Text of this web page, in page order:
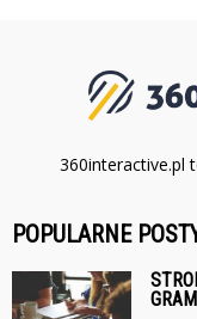
360interactive.pl
POPULARNE